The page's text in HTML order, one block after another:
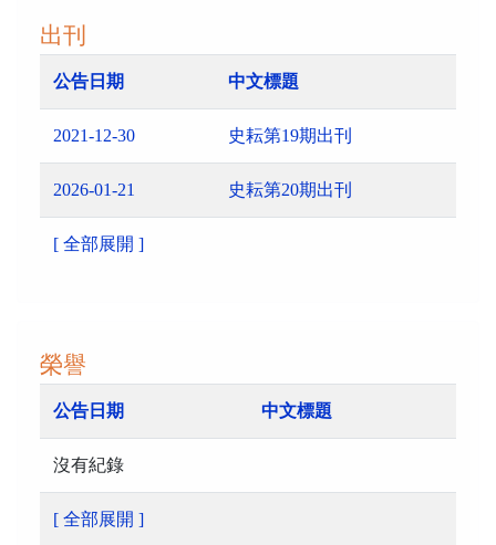
出刊
公告日期 中文標題
2021-12-30 史耘第19期出刊
2026-01-21 史耘第20期出刊
[ 全部展開 ]
榮譽
公告日期 中文標題
沒有紀錄
[ 全部展開 ]